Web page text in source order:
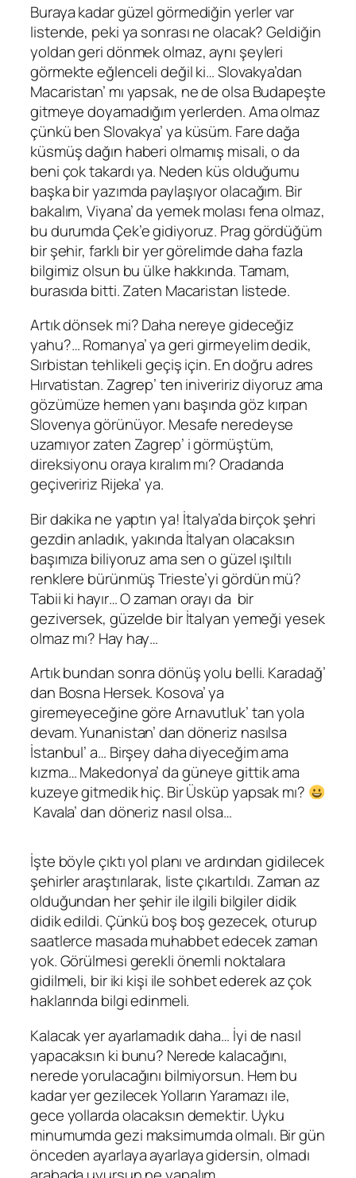
Buraya kadar güzel görmediğin yerler var
listende, peki ya sonrası ne olacak? Geldiğin
yoldan geri dönmek olmaz, aynı şeyleri
görmekte eğlenceli değil ki… Slovakya’dan
Macaristan’ mı yapsak, ne de olsa Budapeşte
gitmeye doyamadığım yerlerden. Ama olmaz
çünkü ben Slovakya’ ya küsüm. Fare dağa
küsmüş dağın haberi olmamış misali, o da
beni çok takardı ya. Neden küs olduğumu
başka bir yazımda paylaşıyor olacağım. Bir
bakalım, Viyana’ da yemek molası fena olmaz,
bu durumda Çek’e gidiyoruz. Prag gördüğüm
bir şehir, farklı bir yer görelimde daha fazla
bilgimiz olsun bu ülke hakkında. Tamam,
burasıda bitti. Zaten Macaristan listede.
Artık dönsek mi? Daha nereye gideceğiz
yahu?… Romanya’ ya geri girmeyelim dedik,
Sırbistan tehlikeli geçiş için. En doğru adres
Hırvatistan. Zagrep’ ten iniveririz diyoruz ama
gözümüze hemen yanı başında göz kırpan
Slovenya görünüyor. Mesafe neredeyse
uzamıyor zaten Zagrep’ i görmüştüm,
direksiyonu oraya kıralım mı? Oradanda
geçiveririz Rijeka’ ya.
Bir dakika ne yaptın ya! İtalya’da birçok şehri
gezdin anladık, yakında İtalyan olacaksın
başımıza biliyoruz ama sen o güzel ışıltılı
renklere bürünmüş Trieste’yi gördün mü?
Tabii ki hayır… O zaman orayı da bir
geziversek, güzelde bir İtalyan yemeği yesek
olmaz mı? Hay hay…
Artık bundan sonra dönüş yolu belli. Karadağ’
dan Bosna Hersek. Kosova’ ya
giremeyeceğine göre Arnavutluk’ tan yola
devam. Yunanistan’ dan döneriz nasılsa
İstanbul’ a… Birşey daha diyeceğim ama
kızma… Makedonya’ da güneye gittik ama
kuzeye gitmedik hiç. Bir Üsküp yapsak mı?
Kavala’ dan döneriz nasıl olsa…
İşte böyle çıktı yol planı ve ardından gidilecek
şehirler araştırılarak, liste çıkartıldı. Zaman az
olduğundan her şehir ile ilgili bilgiler didik
didik edildi. Çünkü boş boş gezecek, oturup
saatlerce masada muhabbet edecek zaman
yok. Görülmesi gerekli önemli noktalara
gidilmeli, bir iki kişi ile sohbet ederek az çok
haklarında bilgi edinmeli.
Kalacak yer ayarlamadık daha… İyi de nasıl
yapacaksın ki bunu? Nerede kalacağını,
nerede yorulacağını bilmiyorsun. Hem bu
kadar yer gezilecek Yolların Yaramazı ile,
gece yollarda olacaksın demektir. Uyku
minumumda gezi maksimumda olmalı. Bir gün
önceden ayarlaya ayarlaya gidersin, olmadı